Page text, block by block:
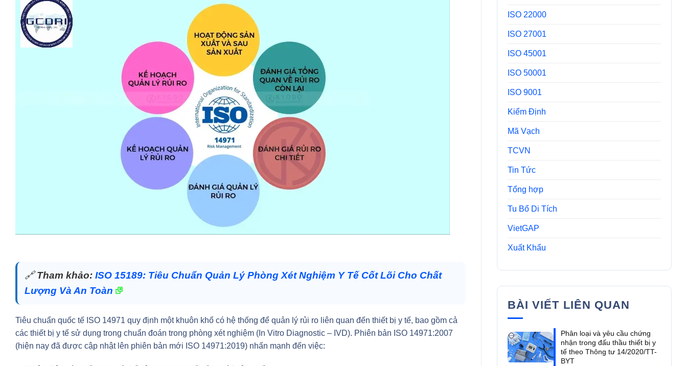
🔗Tham khảo: ISO 15189: Tiêu Chuẩn Quản Lý Phòng Xét Nghiệm Y Tế Cốt Lõi Cho Chất
Lượng Và An Toàn
Tiêu chuẩn quốc tế ISO 14971 quy định một khuôn khổ có hệ thống để quản lý rủi ro liên quan đến thiết bị y tế, bao gồm cả
các thiết bị y tế sử dụng trong chuẩn đoán trong phòng xét nghiệm (In Vitro Diagnostic – IVD). Phiên bản ISO 14971:2007
(hiện nay đã được cập nhật lên phiên bản mới ISO 14971:2019) nhấn mạnh đến việc:
ISO 22000
ISO 27001
ISO 45001
ISO 50001
ISO 9001
Kiểm Định
Mã Vạch
TCVN
Tin Tức
Tổng hợp
Tu Bổ Di Tích
VietGAP
Xuất Khẩu
BÀI VIẾT LIÊN QUAN
Phân loại và yêu cầu chứng
nhận trong đấu thầu thiết bị y
tế theo Thông tư 14/2020/TT-
BYT